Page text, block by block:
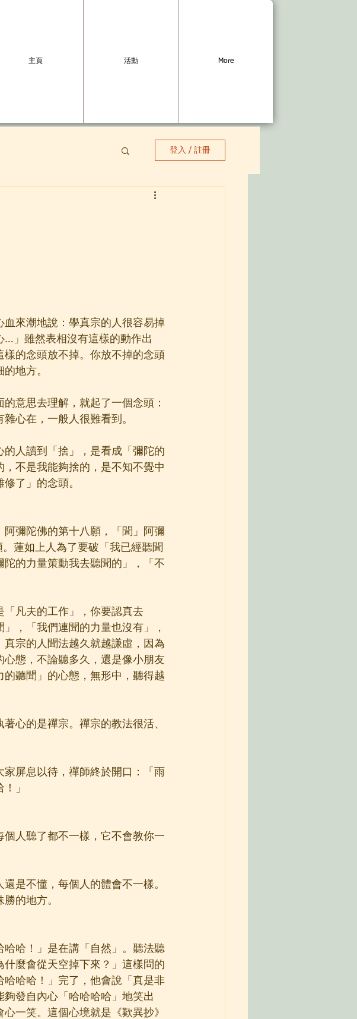
主頁 活動 More
登入 / 註冊
來潮地說：學真宗的人很容易掉
…」雖然表相沒有這樣的動作出
的念頭放不掉。你放不掉的念頭
地方。
意思去理解，就起了一個念頭：
心在，一般人很難看到。
人讀到「捨」，是看成「彌陀的
不是我能夠捨的，是不知不覺中
了」的念頭。
彌陀佛的第十八願，「聞」阿彌
蓮如上人為了要破「我已經聽聞
陀的力量策動我去聽聞的」，「不
凡夫的工作」，你要認真去
，「我們連聞的力量也沒有」，
真宗的人聞法越久就越謙虛，因為
態，不論聽多久，還是像小朋友
聽聞」的心態，無形中，聽得越
心的是禪宗。禪宗的教法很活、
屏息以待，禪師終於開口：「雨
」
人聽了都不一樣，它不會教你一
是不懂，每個人的體會不一樣。
的地方。
哈哈！」是在講「自然」。聽法聽
麼會從天空掉下來？」這樣問的
哈哈！」完了，他會說「真是非
發自內心「哈哈哈哈」地笑出
一笑。這個心境就是《歎異抄》